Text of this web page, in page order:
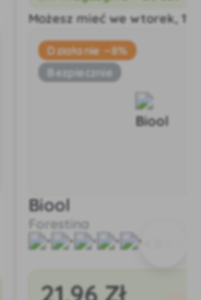
Możesz mieć we wtorek,
Działanie −8%
Bezpiecznie
Biool
Forestina